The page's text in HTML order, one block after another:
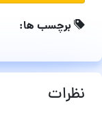
برچسب ها:
نظرات